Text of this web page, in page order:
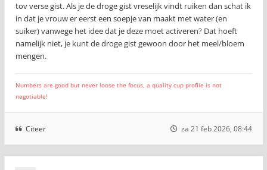
tov verse gist. Als je de droge gist vreselijk vindt ruiken dan schat ik
in dat je vrouw er eerst een soepje van maakt met water (en
suiker) vanwege het idee dat je deze moet activeren? Dat hoeft
namelijk niet, je kunt de droge gist gewoon door het meel/bloem
mengen.
Numbers are good but never loose the focus, a quality cup profile is not
negotiable!
Citeer za 21 feb 2026, 08:44